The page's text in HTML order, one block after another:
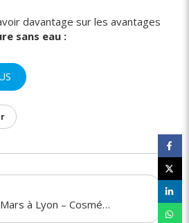
davantage sur les avantages
sans eau :
Jeudi 1er Mars à Lyon – CosmétiCar part à la rencontre de ses futurs franchisés